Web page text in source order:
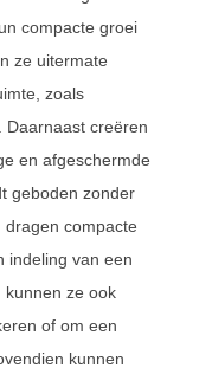
compacte groei
ze uitermate
zoals
Daarnaast creëren
en afgeschermde
geboden zonder
dragen compacte
indeling van een
kunnen ze ook
of om een
kunnen